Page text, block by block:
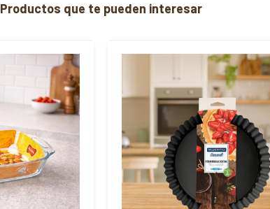
Productos que te pueden interesar